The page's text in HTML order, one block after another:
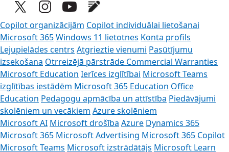
Copilot organizācijām Copilot individuālai lietošanai
Microsoft 365Windows 11 lietotnes Konta profils
Lejupielādes centrs Atgrieztie vienumi Pasūtījumu
izsekošana Otrreizējā pārstrāde Commercial Warranties
Microsoft Education Ierīces izglītībai Microsoft Teams
izglītības iestādēm Microsoft 365 Education Office
Education Pedagogu apmācība un attīstība Piedāvājumi
skolēniem un vecākiem Azure skolēniem
Microsoft AI Microsoft drošība Azure Dynamics 365
Microsoft 365 Microsoft Advertising Microsoft 365 Copilot
Microsoft Teams Microsoft izstrādātājs Microsoft Learn